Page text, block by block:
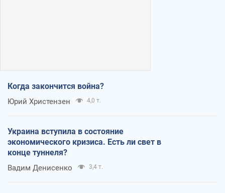
Когда закончится война?
Юрий Христензен 4,0 т.
Украина вступила в состояние
экономического кризиса. Есть ли свет в
конце туннеля?
Вадим Денисенко 3,4 т.